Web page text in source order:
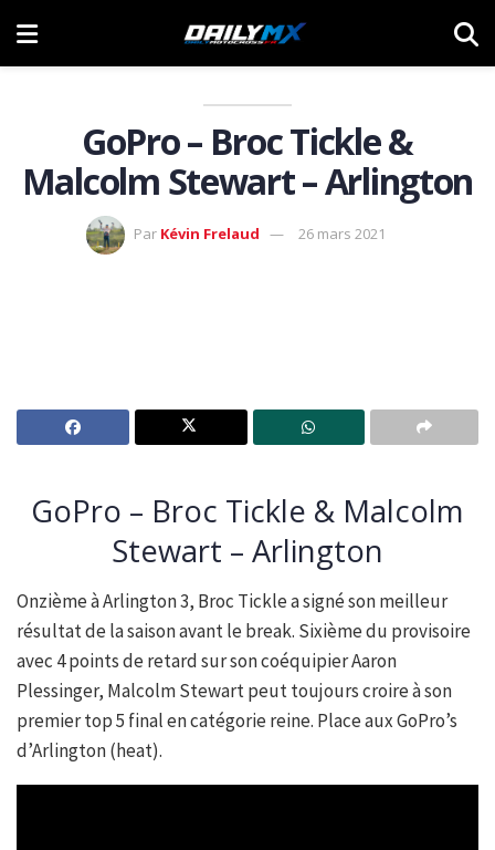
GoPro – Broc Tickle &
Malcolm Stewart – Arlington
Par Kévin Frelaud 26 mars 2021
GoPro – Broc Tickle & Malcolm
Stewart – Arlington
Onzième à Arlington 3, Broc Tickle a signé son meilleur
résultat de la saison avant le break. Sixième du provisoire
avec 4 points de retard sur son coéquipier Aaron
Plessinger, Malcolm Stewart peut toujours croire à son
premier top 5 final en catégorie reine. Place aux GoPro’s
d’Arlington (heat).